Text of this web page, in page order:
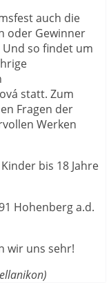
auch die
oder Gewinner
Und so findet um
statt. Zum
Fragen der
Werken
bis 18 Jahre
Hohenberg a.d.
wir uns sehr!